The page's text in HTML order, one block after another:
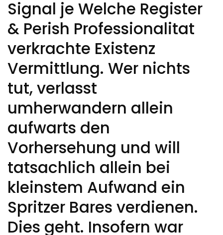
Signal je Welche Register
& Perish Professionalitat
verkrachte Existenz
Vermittlung. Wer nichts
tut, verlasst
umherwandern allein
aufwarts den
Vorhersehung und will
tatsachlich allein bei
kleinstem Aufwand ein
Spritzer Bares verdienen.
Dies geht. Insofern war